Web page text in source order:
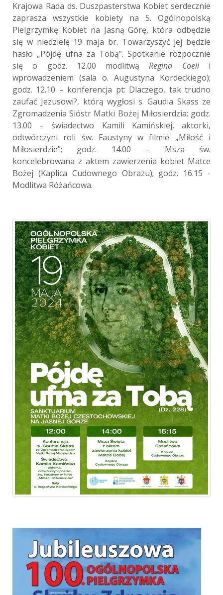
Krajowa Rada ds. Duszpasterstwa Kobiet serdecznie
zaprasza wszystkie kobiety na 5. Ogólnopolską
Pielgrzymkę Kobiet na Jasną Górę, która odbędzie
się w niedzielę 19 maja br. Towarzyszyć jej będzie
hasło „Pójdę ufna za Tobą”. Spotkanie rozpocznie
się o godz. 12.00 modlitwąRegina Coelii
wprowadzeniem (sala o. Augustyna Kordeckiego);
godz. 12.10 – konferencja pt: Dlaczego, tak trudno
zaufać Jezusowi?, którą wygłosi s. Gaudia Skass ze
Zgromadzenia Sióstr Matki Bożej Miłosierdzia; godz.
13.00 – świadectwo Kamili Kamińskiej, aktorki,
odtwórczyni roli św. Faustyny w filmie „Miłość i
Miłosierdzie”; godz. 14.00 – Msza św.
koncelebrowana z aktem zawierzenia kobiet Matce
Bożej (Kaplica Cudownego Obrazu); godz. 16.15 -
Modlitwa Różańcowa.